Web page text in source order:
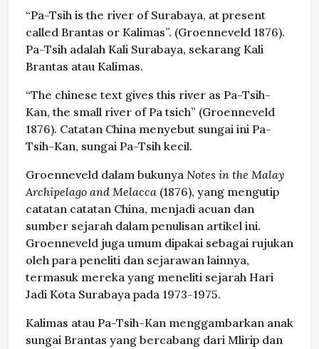
“Pa-Tsih is the river of Surabaya, at present
called Brantas or Kalimas”. (Groenneveld 1876).
Pa-Tsih adalah Kali Surabaya, sekarang Kali
Brantas atau Kalimas.
“The chinese text gives this river as Pa-Tsih-
Kan, the small river of Pa tsich” (Groenneveld
1876). Catatan China menyebut sungai ini Pa-
Tsih-Kan, sungai Pa-Tsih kecil.
Groenneveld dalam bukunya Notes in the Malay
Archipelago and Melacca (1876), yang mengutip
catatan catatan China, menjadi acuan dan
sumber sejarah dalam penulisan artikel ini.
Groenneveld juga umum dipakai sebagai rujukan
oleh para peneliti dan sejarawan lainnya,
termasuk mereka yang meneliti sejarah Hari
Jadi Kota Surabaya pada 1973-1975.
Kalimas atau Pa-Tsih-Kan menggambarkan anak
sungai Brantas yang bercabang dari Mlirip dan